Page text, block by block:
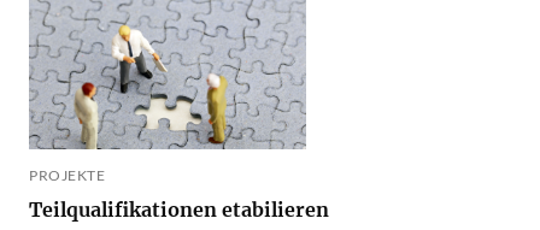
PROJEKTE
Teilqualifikationen etabilieren